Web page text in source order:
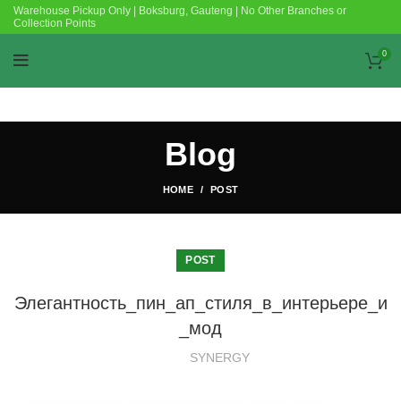
Warehouse Pickup Only | Boksburg, Gauteng | No Other Branches or
Collection Points
0
Blog
HOME POST
POST
Элегантность_пин_ап_стиля_в_интерьере_и
_мод
SYNERGY